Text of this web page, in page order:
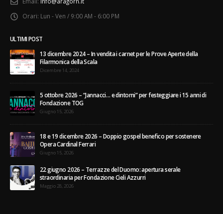
ULTIMI POST
13 dicembre 2024 – In vendita i carnet per le Prove Aperte della
Filarmonica della Scala
5 ottobre 2026 – “Jannacci… e dintorni” per festeggiare i 15 anni di
Fondazione TOG
18 e 19 dicembre 2026 – Doppio gospel benefico per sostenere
Opera Cardinal Ferrari
22 giugno 2026 – Terrazze del Duomo: apertura serale
straordinaria per Fondazione Cieli Azzurri